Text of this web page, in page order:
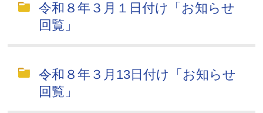
令和８年３月１日付け「お知らせ
回覧」
令和８年３月13日付け「お知らせ
回覧」